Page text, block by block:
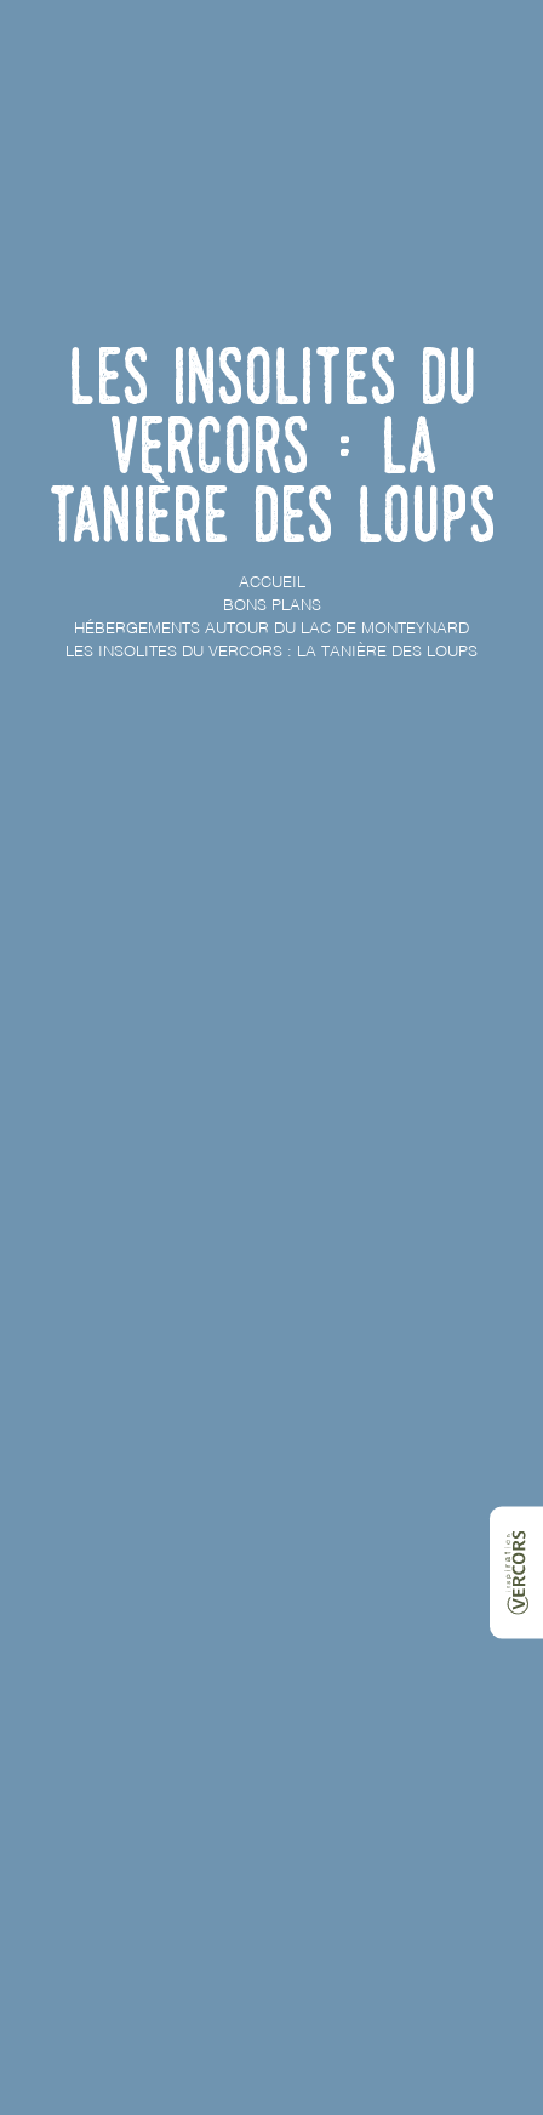
Les insolites du
Vercors : la
tanière des loups
ACCUEIL
BONS PLANS
HÉBERGEMENTS AUTOUR DU LAC DE MONTEYNARD
LES INSOLITES DU VERCORS : LA TANIÈRE DES LOUPS